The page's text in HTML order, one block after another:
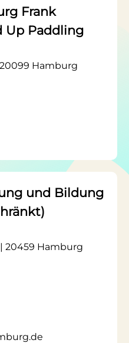
Frank
Up Paddling
Hamburg
und Bildung
20459 Hamburg